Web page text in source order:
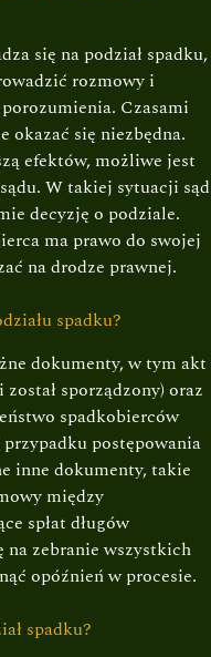
się na podział spadku,
rozmowy i
Czasami
okazać się niezbędna.
efektów, możliwe jest
W takiej sytuacji sąd
decyzję o podziale.
ma prawo do swojej
na drodze prawnej.
spadku?
dokumenty, w tym akt
sporządzony) oraz
spadkobierców
postępowania
inne dokumenty, takie
między
spłat długów
na zebranie wszystkich
opóźnień w procesie.
spadku?